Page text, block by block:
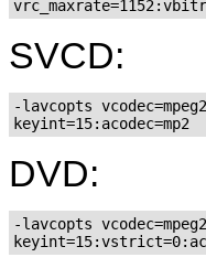
SVCD:
-lavcopts
DVD:
-lavcopts